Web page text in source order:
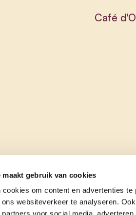
maakt gebruik van cookies
cookies om content en advertenties
ons websiteverkeer te analyseren.
Café